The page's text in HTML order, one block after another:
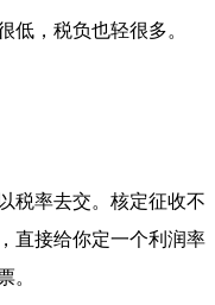
低，税负也轻很多。
税率去交。核定征收不
直接给你定一个利润率
。